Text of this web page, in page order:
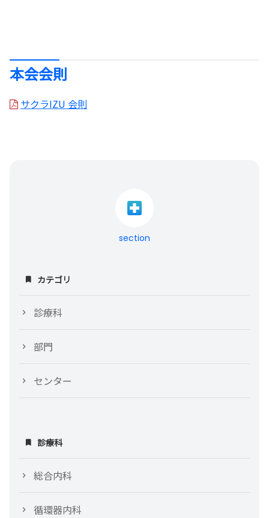
本会会則
サクラIZU 会則
section
カテゴリ
診療科
部門
センター
診療科
総合内科
循環器内科